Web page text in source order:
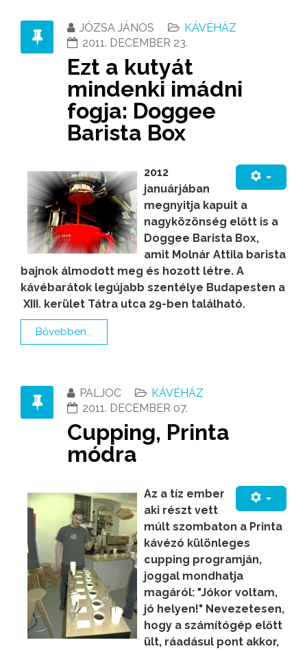
JÓZSA JÁNOS
KÁVÉHÁZ
2011. DECEMBER 23.
Ezt a kutyát
mindenki imádni
fogja: Doggee
Barista Box
2012
januárjában
megnyitja kapuit a
nagyközönség előtt is a
Doggee Barista Box,
amit Molnár Attila barista
bajnok álmodott meg és hozott létre. A
kávébarátok legújabb szentélye Budapesten a
XIII. kerület Tátra utca 29-ben található.
Bővebben...
PALJOC
KÁVÉHÁZ
2011. DECEMBER 07.
Cupping, Printa
módra
Az a tíz ember
aki részt vett
múlt szombaton a Printa
kávézó különleges
cupping programján,
joggal mondhatja
magáról: "Jókor voltam,
jó helyen!" Nevezetesen,
hogy a számítógép előtt
ült, ráadásul pont akkor,